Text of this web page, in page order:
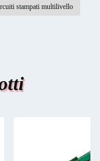
stampati multilivello